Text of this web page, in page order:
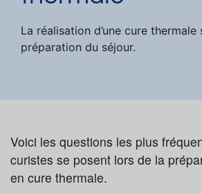
La réalisation d’une cure
préparation du séjour.
Voici les questions les plus
curistes se posent lors de la
en cure thermale.